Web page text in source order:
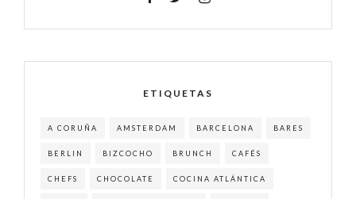
ETIQUETAS
A CORUÑA AMSTERDAM BARCELONA BARES
BERLIN BIZCOCHO BRUNCH CAFÉS
CHEFS CHOCOLATE COCINA ATLÁNTICA